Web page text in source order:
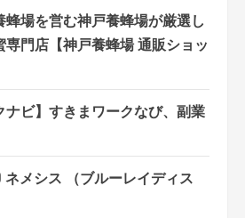
場を営む神戸養蜂場が厳選し
専門店【神戸養蜂場 通販ショッ
ナビ】すきまワークなび、副業
メシス （ブルーレイディス